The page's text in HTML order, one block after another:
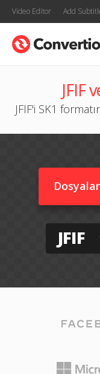
Video Editor Add
JFIF
JFIF'i SK1
JFIF